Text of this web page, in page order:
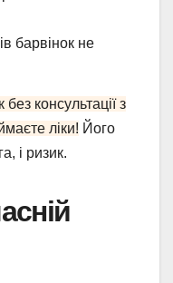
барвінок не
консультації з
ліки! Його
і ризик.